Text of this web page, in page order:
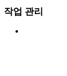
작업 관리